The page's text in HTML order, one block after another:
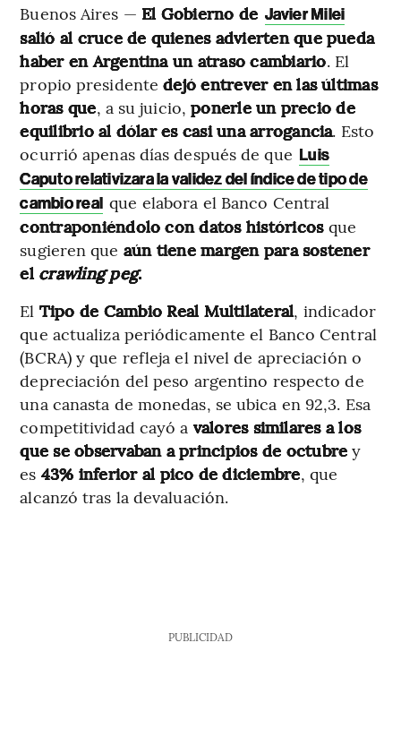
Buenos Aires — El Gobierno de Javier Milei
salió al cruce de quienes advierten que pueda
haber en Argentina un atraso cambiario. El
propio presidentedejó entrever en las últimas
horas que, a su juicio,ponerle un precio de
equilibrio al dólar es casi una arrogancia. Esto
ocurrió apenas días después de que Luis
Caputo relativizara la validez del índice de tipo de
cambio real que elabora el Banco Central
contraponiéndolo con datos históricos que
sugieren que aún tiene margen para sostener
el crawling peg.
El Tipo de Cambio Real Multilateral, indicador
que actualiza periódicamente el Banco Central
(BCRA) y que refleja el nivel de apreciación o
depreciación del peso argentino respecto de
una canasta de monedas, se ubica en 92,3. Esa
competitividad cayó a valores similares a los
que se observaban a principios de octubre y
es 43% inferior al pico de diciembre, que
alcanzó tras la devaluación.
PUBLICIDAD